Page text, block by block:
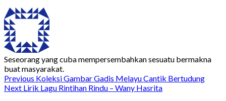
Seseorang yang cuba mempersembahkan sesuatu bermakna
buat masyarakat.
Previous Koleksi Gambar Gadis Melayu Cantik Bertudung
Next Lirik Lagu Rintihan Rindu – Wany Hasrita